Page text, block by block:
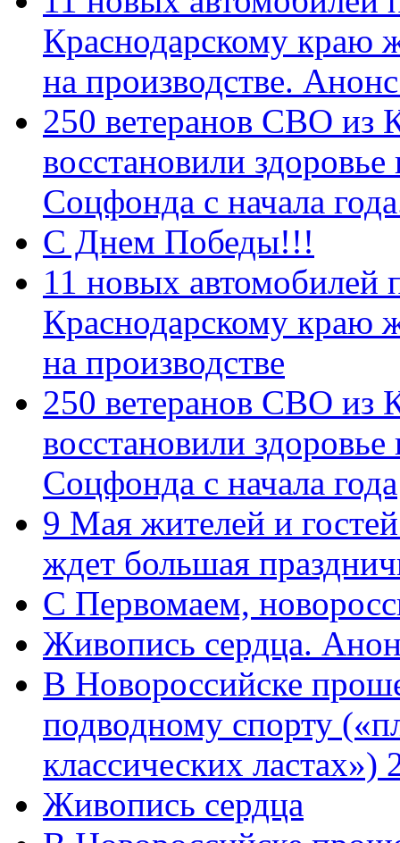
Краснодарскому краю
на производстве.
250 ветеранов СВО из
восстановили
Соцфонда с начала
С Днем Победы!!!
11 новых автомобилей
Краснодарскому краю
на производстве
250 ветеранов СВО из
восстановили
Соцфонда с начала года
9 Мая жителей и
ждет большая
C Первомаем,
Живопись сердца.
В Новороссийске
подводному спорту
классических
Живопись сердца